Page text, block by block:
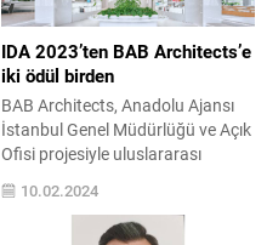
IDA 2023’ten BAB Architects’e
iki ödül birden
BAB Architects, Anadolu Ajansı
İstanbul Genel Müdürlüğü ve Açık
Ofisi projesiyle uluslararası
mimarlık ve tasarım ödülü
International Design Awards
(IDA) 2023’te “Ofis İç Mekanları”
10.02.2024